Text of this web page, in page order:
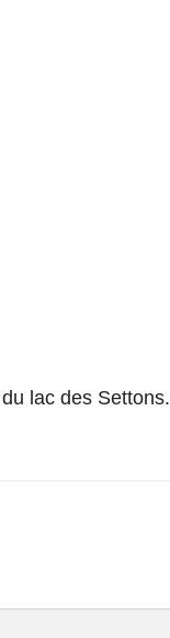
lac des Settons.